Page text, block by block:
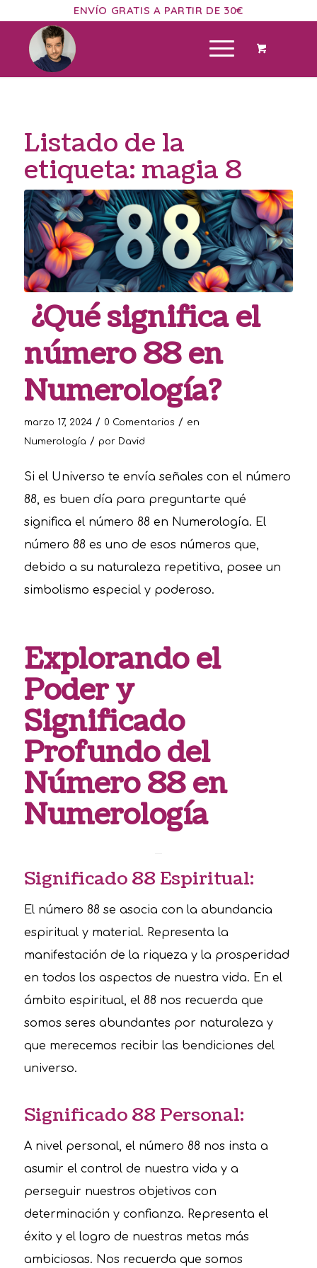
ENVÍO GRATIS A PARTIR DE 30€
Listado de la
etiqueta: magia 8
¿Qué significa el
número 88 en
Numerología?
marzo 17, 2024 / 0 Comentarios / en
Numerología / por David
Si el Universo te envía señales con el número
88, es buen día para preguntarte qué
significa el número 88 en Numerología. El
número 88 es uno de esos números que,
debido a su naturaleza repetitiva, posee un
simbolismo especial y poderoso.
Explorando el
Poder y
Significado
Profundo del
Número 88 en
Numerología
Significado 88 Espiritual:
El número 88 se asocia con la abundancia
espiritual y material. Representa la
manifestación de la riqueza y la prosperidad
en todos los aspectos de nuestra vida. En el
ámbito espiritual, el 88 nos recuerda que
somos seres abundantes por naturaleza y
que merecemos recibir las bendiciones del
universo.
Significado 88 Personal:
A nivel personal, el número 88 nos insta a
asumir el control de nuestra vida y a
perseguir nuestros objetivos con
determinación y confianza. Representa el
éxito y el logro de nuestras metas más
ambiciosas. Nos recuerda que somos